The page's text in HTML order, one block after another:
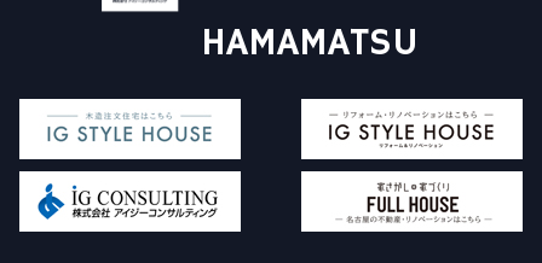
建設業許可 国土交通大臣許可（般-4）第20412号
宅地建物取引業 国土交通大臣（3）第8168号
アイジー不動産について
家探し+家づくり
価格査定・買取査定
施工事例
よくある質問
Instagram
コラム
査定依頼フォーム
お問い合わせ
HAMAMATSU